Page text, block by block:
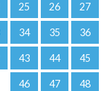
25 26 27
34 35 36
43 44 45
46 47 48